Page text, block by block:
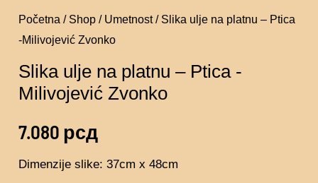
Početna / Shop / Umetnost/ Slika ulje na platnu – Ptica
-Milivojević Zvonko
Slika ulje na platnu – Ptica -
Milivojević Zvonko
7.080 рсд
Dimenzije slike: 37cm x 48cm
Zvonko
količina